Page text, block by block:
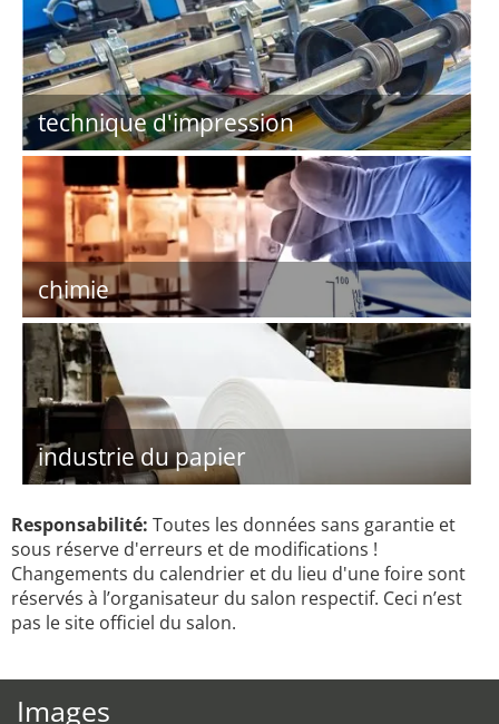
technique d'impression
chimie
industrie du papier
Responsabilité: Toutes les données sans garantie et
sous réserve d'erreurs et de modifications !
Changements du calendrier et du lieu d'une foire sont
réservés à l’organisateur du salon respectif. Ceci n’est
pas le site officiel du salon.
Images